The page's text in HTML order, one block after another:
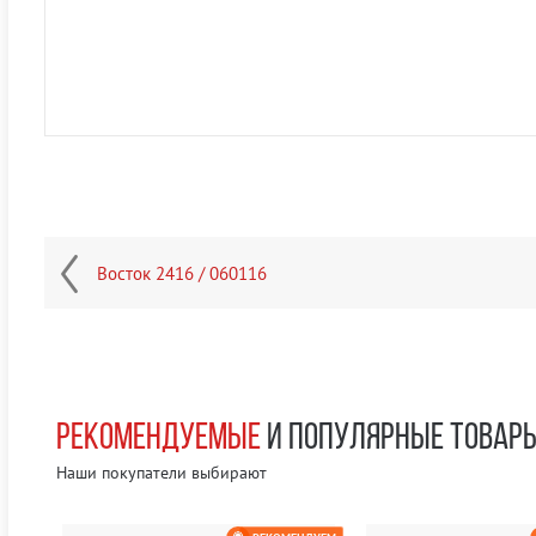
Восток 2416 / 060116
РЕКОМЕНДУЕМЫЕИ ПОПУЛЯРНЫЕ
Наши покупатели выбирают